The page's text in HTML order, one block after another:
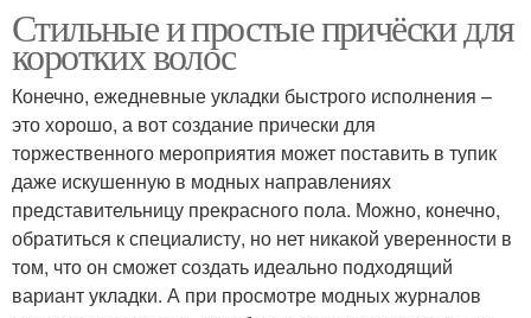
Стильные и простые причёски для
коротких волос
Конечно, ежедневные укладки быстрого исполнения –
это хорошо, а вот создание прически для
торжественного мероприятия может поставить в тупик
даже искушенную в модных направлениях
представительницу прекрасного пола. Можно, конечно,
обратиться к специалисту, но нет никакой уверенности в
том, что он сможет создать идеально подходящий
вариант укладки. А при просмотре модных журналов